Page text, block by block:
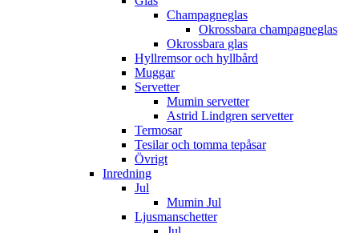
Champagneglas
Okrossbara champagneglas
Okrossbara glas
Hyllremsor och hyllbård
Muggar
Servetter
Mumin servetter
Astrid Lindgren servetter
Termosar
Tesilar och tomma tepåsar
Övrigt
Inredning
Jul
Mumin Jul
Ljusmanschetter